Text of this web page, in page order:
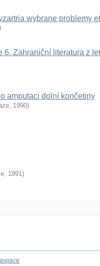
wybrane problemy
Zahraniční literatura z
amputaci dolní končetiny
, 1990)
, 1991)